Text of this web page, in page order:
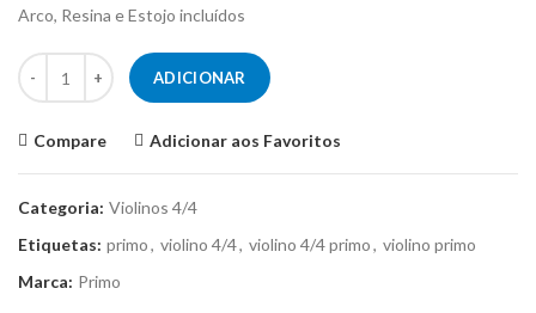
Arco, Resina e Estojo incluídos
Quantidade de Violino 4/4 Primo
ADICIONAR
Compare Adicionar aos Favoritos
Categoria: Violinos 4/4
Etiquetas: primo, violino 4/4, violino 4/4 primo, violino primo
Marca: Primo